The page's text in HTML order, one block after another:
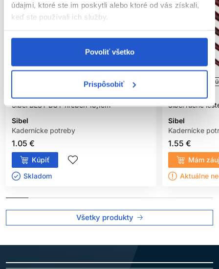
údajmi, ktoré ste im poskytli alebo ktoré od vás získali,
keď ste používali ich služby.
Povoliť všetko
Prispôsobiť
Sibel BEST BUY hrebeň 18,1cm
Sibel
Kadernícke potreby
1.05 €
Kúpiť
Skladom ㅤ
Oficiálna
Sibel ručne
Sibel
Kadernícke
1.55 €
Mám
Aktuálne
Všetky produkty